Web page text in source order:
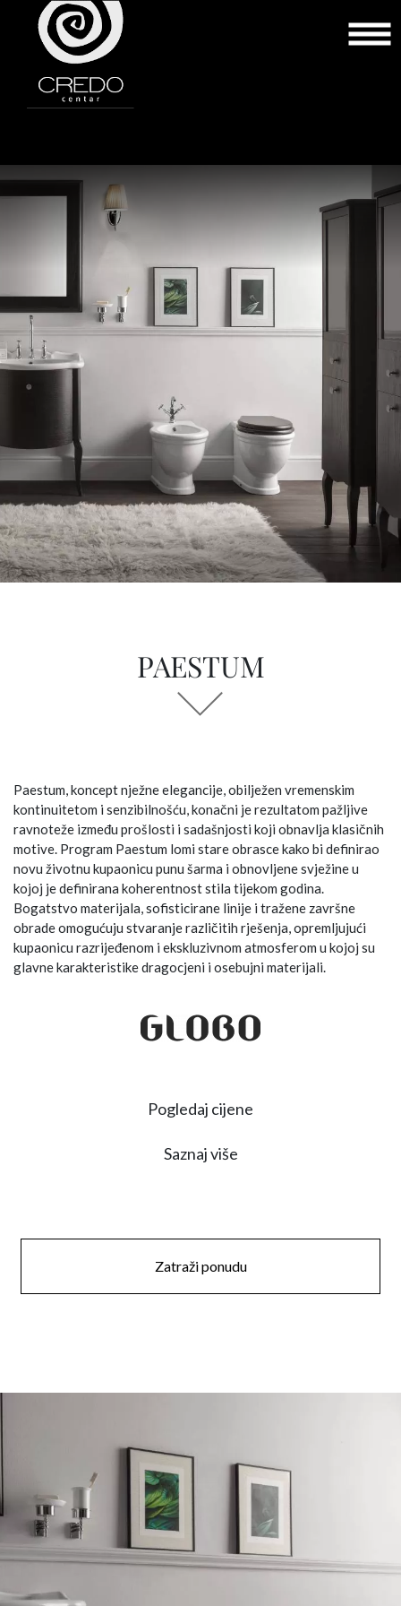
PAESTUM
Paestum, koncept nježne elegancije, obilježen vremenskim
kontinuitetom i senzibilnošću, konačni je rezultatom pažljive
ravnoteže između prošlosti i sadašnjosti koji obnavlja klasičnih
motive. Program Paestum lomi stare obrasce kako bi definirao
novu životnu kupaonicu punu šarma i obnovljene svježine u
kojoj je definirana koherentnost stila tijekom godina.
Bogatstvo materijala, sofisticirane linije i tražene završne
obrade omogućuju stvaranje različitih rješenja, opremljujući
kupaonicu razrijeđenom i ekskluzivnom atmosferom u kojoj su
glavne karakteristike dragocjeni i osebujni materijali.
Pogledaj cijene
Saznaj više
Zatraži ponudu